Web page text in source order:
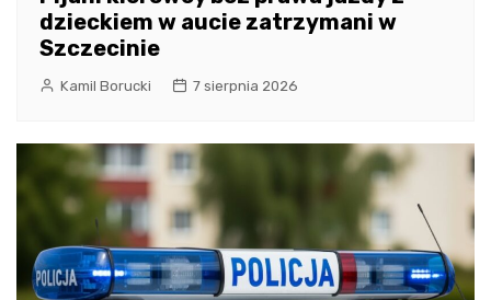
dzieckiem w aucie zatrzymani w
Szczecinie
Kamil Borucki 7 sierpnia 2026